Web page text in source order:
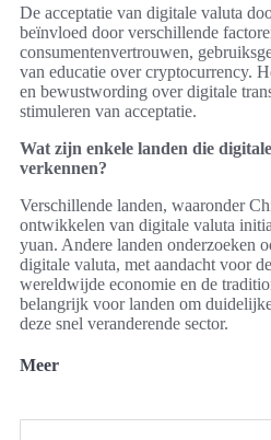
De acceptatie van digitale valuta
beïnvloed door verschillende
consumentenvertrouwen,
van educatie over cryptocurrency.
en bewustwording over digitale
stimuleren van acceptatie.
Wat zijn enkele landen die
verkennen?
Verschillende landen, waaronder
ontwikkelen van digitale valuta
yuan. Andere landen onderzoeken
digitale valuta, met aandacht voor
wereldwijde economie en de
belangrijk voor landen om
deze snel veranderende sector.
Meer